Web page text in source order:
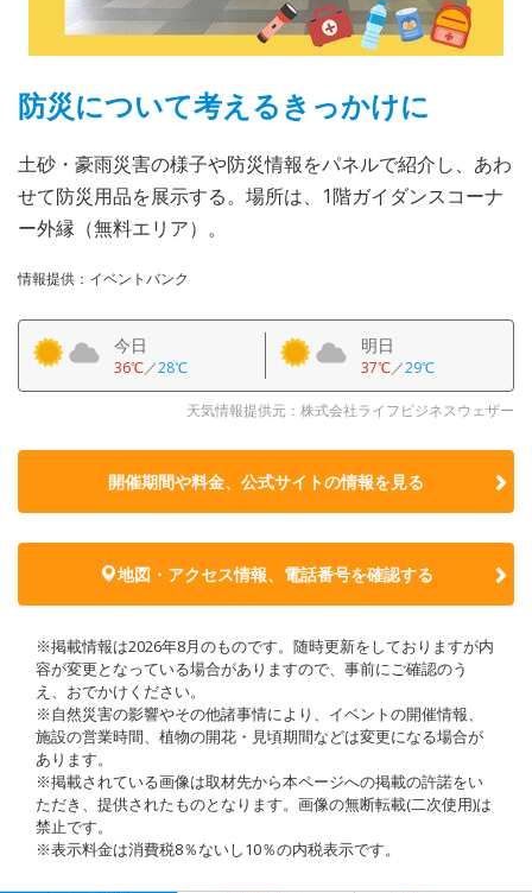
防災について考えるきっかけに
土砂・豪雨災害の様子や防災情報をパネルで紹介し、あわ
せて防災用品を展示する。場所は、1階ガイダンスコーナ
ー外縁（無料エリア）。
情報提供：イベントバンク
今日
36℃／28℃
明日
37℃／29℃
天気情報提供元：株式会社ライフビジネスウェザー
開催期間や料金、公式サイトの情報を見る
地図・アクセス情報、電話番号を確認する
※掲載情報は2026年8月のものです。随時更新をしておりますが内
容が変更となっている場合がありますので、事前にご確認のう
え、おでかけください。
※自然災害の影響やその他諸事情により、イベントの開催情報、
施設の営業時間、植物の開花・見頃期間などは変更になる場合が
あります。
※掲載されている画像は取材先から本ページへの掲載の許諾をい
ただき、提供されたものとなります。画像の無断転載(二次使用)は
禁止です。
※表示料金は消費税8％ないし10％の内税表示です。